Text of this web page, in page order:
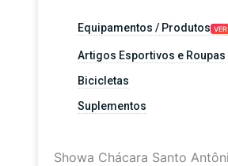
Equipamentos / Produtos
Artigos Esportivos e Roupas
Bicicletas
Suplementos
Showa Chácara Santo